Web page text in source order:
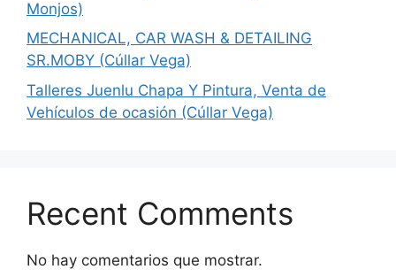
Monjos)
MECHANICAL, CAR WASH & DETAILING
SR.MOBY (Cúllar Vega)
Talleres Juenlu Chapa Y Pintura, Venta de
Vehículos de ocasión (Cúllar Vega)
Recent Comments
No hay comentarios que mostrar.